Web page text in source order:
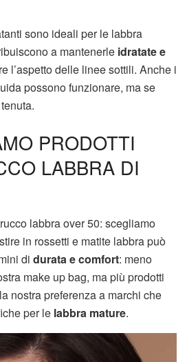
sono ideali per le labbra
a mantenerle idratate e
l’aspetto delle linee sottili. Anche i
possono funzionare, ma se
PRODOTTI
LABBRA DI
labbra over 50: scegliamo
in rossetti e matite labbra può
di durata e comfort: meno
make up bag, ma più prodotti
nostra preferenza a marchi che
per le labbra mature.